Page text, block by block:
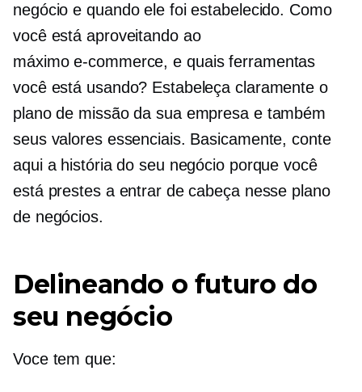
negócio e quando ele foi estabelecido. Como
você está aproveitando ao
máximoe-commerce, e quais ferramentas
você está usando? Estabeleça claramente o
plano de missão da sua empresa e também
seus valores essenciais. Basicamente, conte
aqui a história do seu negócio porque você
está prestes a entrar de cabeça nesse plano
de negócios.
Delineando o futuro do
seu negócio
Voce tem que: